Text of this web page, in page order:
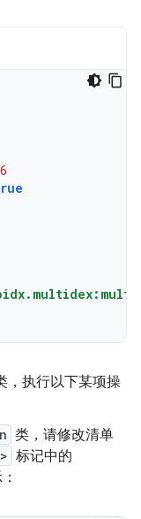
，执行以下某项操
类，请修改清单
标记中的